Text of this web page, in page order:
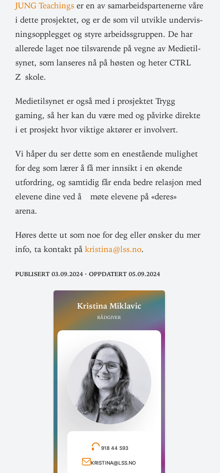
JUNG Teachings er en av sam­ar­beids­par­te­nerne våre
i dette pro­sjektet, og er de som vil utvikle under­vis­
ningsopp­legget og styre arbeidss­gruppen. De har
allerede laget noe til­sva­rende på vegne av Medie­til­
synet, som lan­seres nå på høsten og heter CTRL
Z skole.
Medie­til­synet er også med i pro­sjektet Trygg
gaming, så her kan du være med og påvirke direkte
i et pro­sjekt hvor viktige aktører er involvert.
Vi håper du ser dette som en ene­stående mulighet
for deg som lærer å få mer innsikt i en økende
utfordring, og sam­tidig får enda bedre relasjon med
elevene dine ved å møte elevene på «deres»
arena.
Høres dette ut som noe for deg eller ønsker du mer
info, ta kontakt påkristina@lss.no.
Publisert 03.09.2024· Oppdatert 05.09.2024
Kristina Miklavic
Rådgiver
918 44 593
Ring telefonnummer
kristina@lss.no
Send e-post